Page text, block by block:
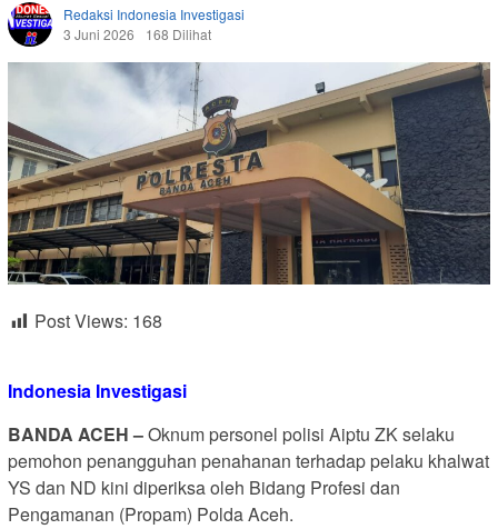
Redaksi Indonesia Investigasi
3 Juni 2026
168 Dilihat
Post Views: 168
Indonesia Investigasi
BANDA ACEH –Oknum personel polisi Aiptu ZK selaku
pemohon penangguhan penahanan terhadap pelaku khalwat
YS dan ND kini diperiksa oleh Bidang Profesi dan
Pengamanan (Propam) Polda Aceh.